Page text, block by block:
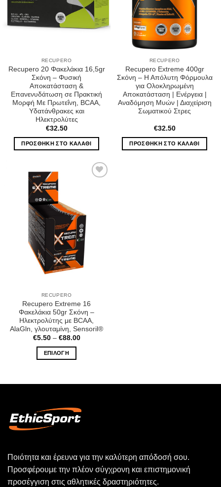
RECUPERO
Recupero 20 Φακελάκια 16,5gr
Σκόνη – Φυσική
Αποκατάσταση &
Επανενυδάτωση σε Πρακτική
Μορφή Με Πρωτεΐνη, BCAA,
Υδατάνθρακες και
Ηλεκτρολύτες
€32.50
ΠΡΟΣΘΉΚΗ ΣΤΟ ΚΑΛΆΘΙ
RECUPERO
Recupero Extreme 400gr
Σκόνη – Η Απόλυτη Φόρμουλα
για Ολοκληρωμένη
Αποκατάσταση | Ενέργεια |
Αναδόμηση Μυών | Διαχείριση
Σωματικού Στρες
€32.50
ΠΡΟΣΘΉΚΗ ΣΤΟ ΚΑΛΆΘΙ
RECUPERO
Recupero Extreme 16
Φακελάκια 50gr Σκόνη –
Ηλεκτρολύτης με BCAA,
AlaGln, γλουταμίνη, Sensoril®
€5.50 – €88.00Price
ΕΠΙΛΟΓΉ
προϊόν
πολλαπλές
παραλλαγές.
να
επιλεγούν
στη
Ποιότητα και έρευνα για την καλύτερη απόδοσή σου.
Προσφέρουμε την πλέον σύγχρονη και επιστημονική
προσέγγιση στις αθλητικές δραστηριότητες.